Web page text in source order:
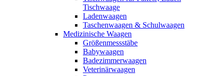
Tischwaage
Ladenwaagen
Taschenwaagen & Schulwaagen
Medizinische Waagen
Größenmessstäbe
Babywaagen
Badezimmerwaagen
Veterinärwaagen